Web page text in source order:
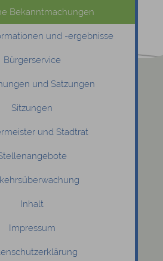
Bekanntmachungen
und -ergebnisse
Bürgerservice
und Satzungen
Sitzungen
und Stadtrat
Inhalt
Impressum